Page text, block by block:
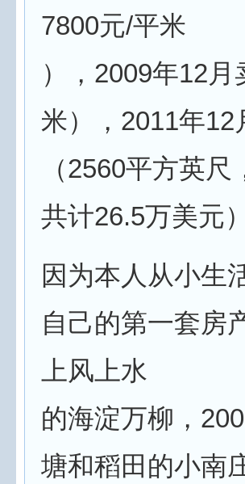
7800元/平米
），2009年12
米），2011年
（2560平方英尺
共计26.5万美元
因为本人从小生
自己的第一套房
上风上水
的海淀万柳，
塘和稻田的小南